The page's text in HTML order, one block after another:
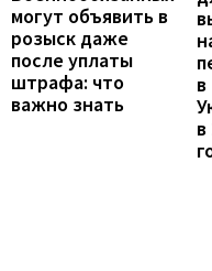
могут объявить в
розыск даже
после уплаты
штрафа: что
важно знать
в
в